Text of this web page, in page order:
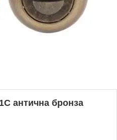
антична бронза